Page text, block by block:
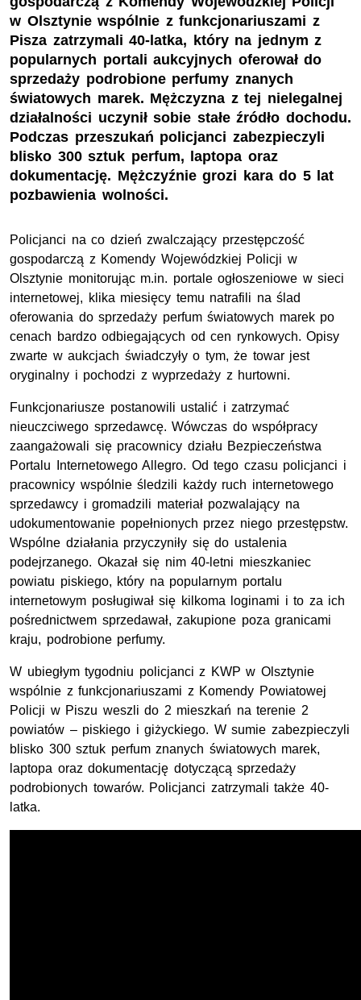
w Olsztynie wspólnie z funkcjonariuszami z
Pisza zatrzymali 40-latka, który na jednym z
popularnych portali aukcyjnych oferował do
sprzedaży podrobione perfumy znanych
światowych marek. Mężczyzna z tej nielegalnej
działalności uczynił sobie stałe źródło dochodu.
Podczas przeszukań policjanci zabezpieczyli
blisko 300 sztuk perfum, laptopa oraz
dokumentację. Mężczyźnie grozi kara do 5 lat
pozbawienia wolności.
Policjanci na co dzień zwalczający przestępczość
gospodarczą z Komendy Wojewódzkiej Policji w
Olsztynie monitorując m.in. portale ogłoszeniowe w sieci
internetowej, klika miesięcy temu natrafili na ślad
oferowania do sprzedaży perfum światowych marek po
cenach bardzo odbiegających od cen rynkowych. Opisy
zwarte w aukcjach świadczyły o tym, że towar jest
oryginalny i pochodzi z wyprzedaży z hurtowni.
Funkcjonariusze postanowili ustalić i zatrzymać
nieuczciwego sprzedawcę. Wówczas do współpracy
zaangażowali się pracownicy działu Bezpieczeństwa
Portalu Internetowego Allegro. Od tego czasu policjanci i
pracownicy wspólnie śledzili każdy ruch internetowego
sprzedawcy i gromadzili materiał pozwalający na
udokumentowanie popełnionych przez niego przestępstw.
Wspólne działania przyczyniły się do ustalenia
podejrzanego. Okazał się nim 40-letni mieszkaniec
powiatu piskiego, który na popularnym portalu
internetowym posługiwał się kilkoma loginami i to za ich
pośrednictwem sprzedawał, zakupione poza granicami
kraju, podrobione perfumy.
W ubiegłym tygodniu policjanci z KWP w Olsztynie
wspólnie z funkcjonariuszami z Komendy Powiatowej
Policji w Piszu weszli do 2 mieszkań na terenie 2
powiatów – piskiego i giżyckiego. W sumie zabezpieczyli
blisko 300 sztuk perfum znanych światowych marek,
laptopa oraz dokumentację dotyczącą sprzedaży
podrobionych towarów. Policjanci zatrzymali także 40-
latka.